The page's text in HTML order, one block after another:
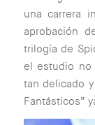
una carrera
aprobación
trilogía de
el estudio
tan delicado
Fantásticos”